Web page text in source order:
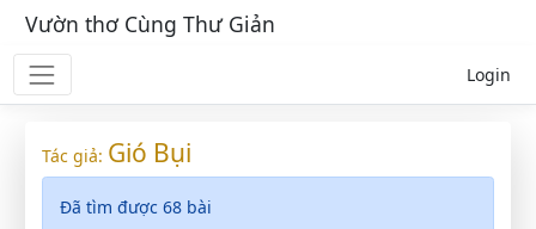
Vườn thơ Cùng Thư Giản
Login
Tác giả: Gió Bụi
Đã tìm được 68 bài